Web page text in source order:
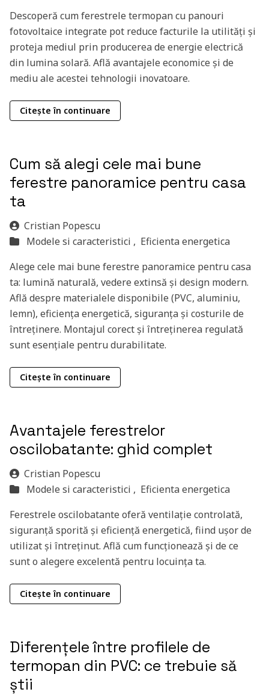
Descoperă cum ferestrele termopan cu panouri
fotovoltaice integrate pot reduce facturile la utilități și
proteja mediul prin producerea de energie electrică
din lumina solară. Află avantajele economice și de
mediu ale acestei tehnologii inovatoare.
Citește în continuare
Cum să alegi cele mai bune
ferestre panoramice pentru casa
ta
Cristian Popescu
Modele si caracteristici , Eficienta energetica
Alege cele mai bune ferestre panoramice pentru casa
ta: lumină naturală, vedere extinsă și design modern.
Află despre materialele disponibile (PVC, aluminiu,
lemn), eficiența energetică, siguranța și costurile de
întreținere. Montajul corect și întreținerea regulată
sunt esențiale pentru durabilitate.
Citește în continuare
Avantajele ferestrelor
oscilobatante: ghid complet
Cristian Popescu
Modele si caracteristici , Eficienta energetica
Ferestrele oscilobatante oferă ventilație controlată,
siguranță sporită și eficiență energetică, fiind ușor de
utilizat și întreținut. Află cum funcționează și de ce
sunt o alegere excelentă pentru locuința ta.
Citește în continuare
Diferențele între profilele de
termopan din PVC: ce trebuie să
știi